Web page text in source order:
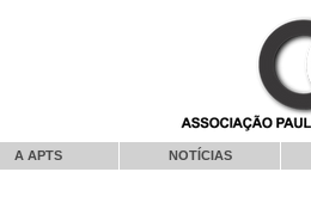
A APTS NOTÍCIAS